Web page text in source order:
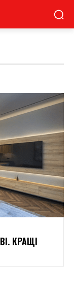
КРАЩІ